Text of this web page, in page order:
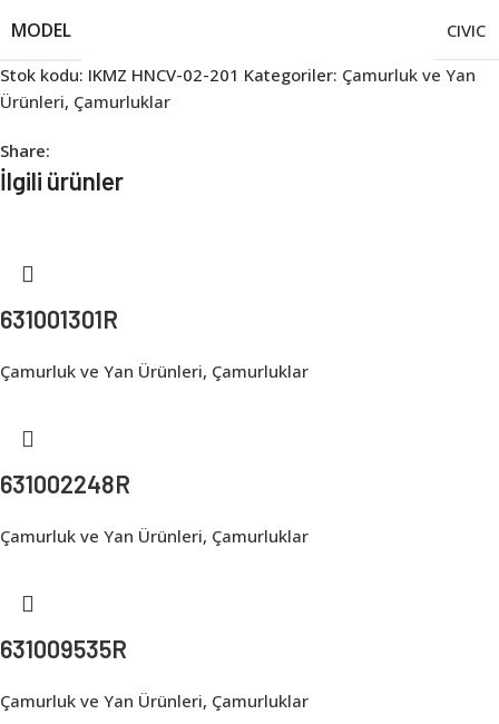
MODEL
CIVIC
Stok kodu: IKMZ HNCV-02-201 Kategoriler: Çamurluk ve Yan
Ürünleri, Çamurluklar
Share:
İlgili ürünler
631001301R
Çamurluk ve Yan Ürünleri, Çamurluklar
631002248R
Çamurluk ve Yan Ürünleri, Çamurluklar
631009535R
Çamurluk ve Yan Ürünleri, Çamurluklar